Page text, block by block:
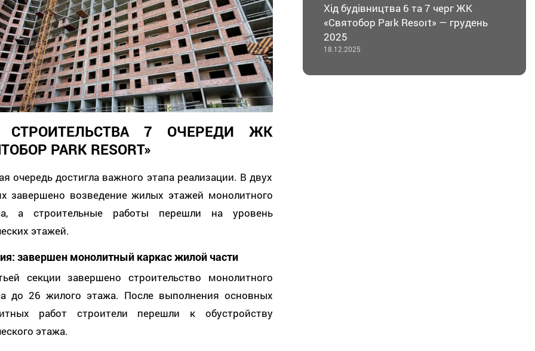
СТРОИТЕЛЬСТВА 7 ОЧЕРЕДИ ЖК
PARK RESORT»
очередь достигла важного этапа реализации. В двух
завершено возведение жилых этажей монолитного
а строительные работы перешли на уровень
этажей.
завершен монолитный каркас жилой части
секции завершено строительство монолитного
до 26 жилого этажа. После выполнения основных
работ строители перешли к обустройству
этажа.
Хід будівництва 6 та 7 черг ЖК
«Святобор Park Resort» — грудень
2025
18.12.2025